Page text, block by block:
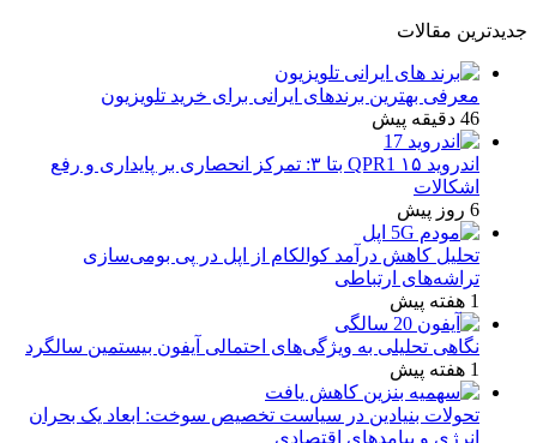
جدیدترین مقالات
معرفی بهترین برندهای ایرانی برای خرید تلویزیون
46 دقیقه پیش
اندروید ۱۵ QPR1 بتا ۳: تمرکز انحصاری بر پایداری و رفع
اشکالات
6 روز پیش
تحلیل کاهش درآمد کوالکام از اپل در پی بومی‌سازی
تراشه‌های ارتباطی
1 هفته پیش
نگاهی تحلیلی به ویژگی‌های احتمالی آیفون بیستمین سالگرد
1 هفته پیش
تحولات بنیادین در سیاست تخصیص سوخت: ابعاد یک بحران
انرژی و پیامدهای اقتصادی